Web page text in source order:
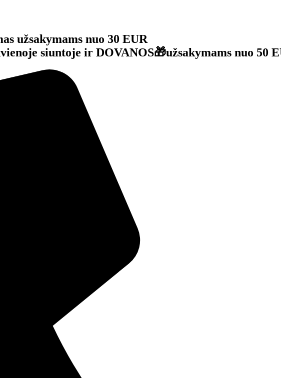
užsakymams nuo 30 EUR
siuntoje ir DOVANOS🎁užsakymams nuo 50